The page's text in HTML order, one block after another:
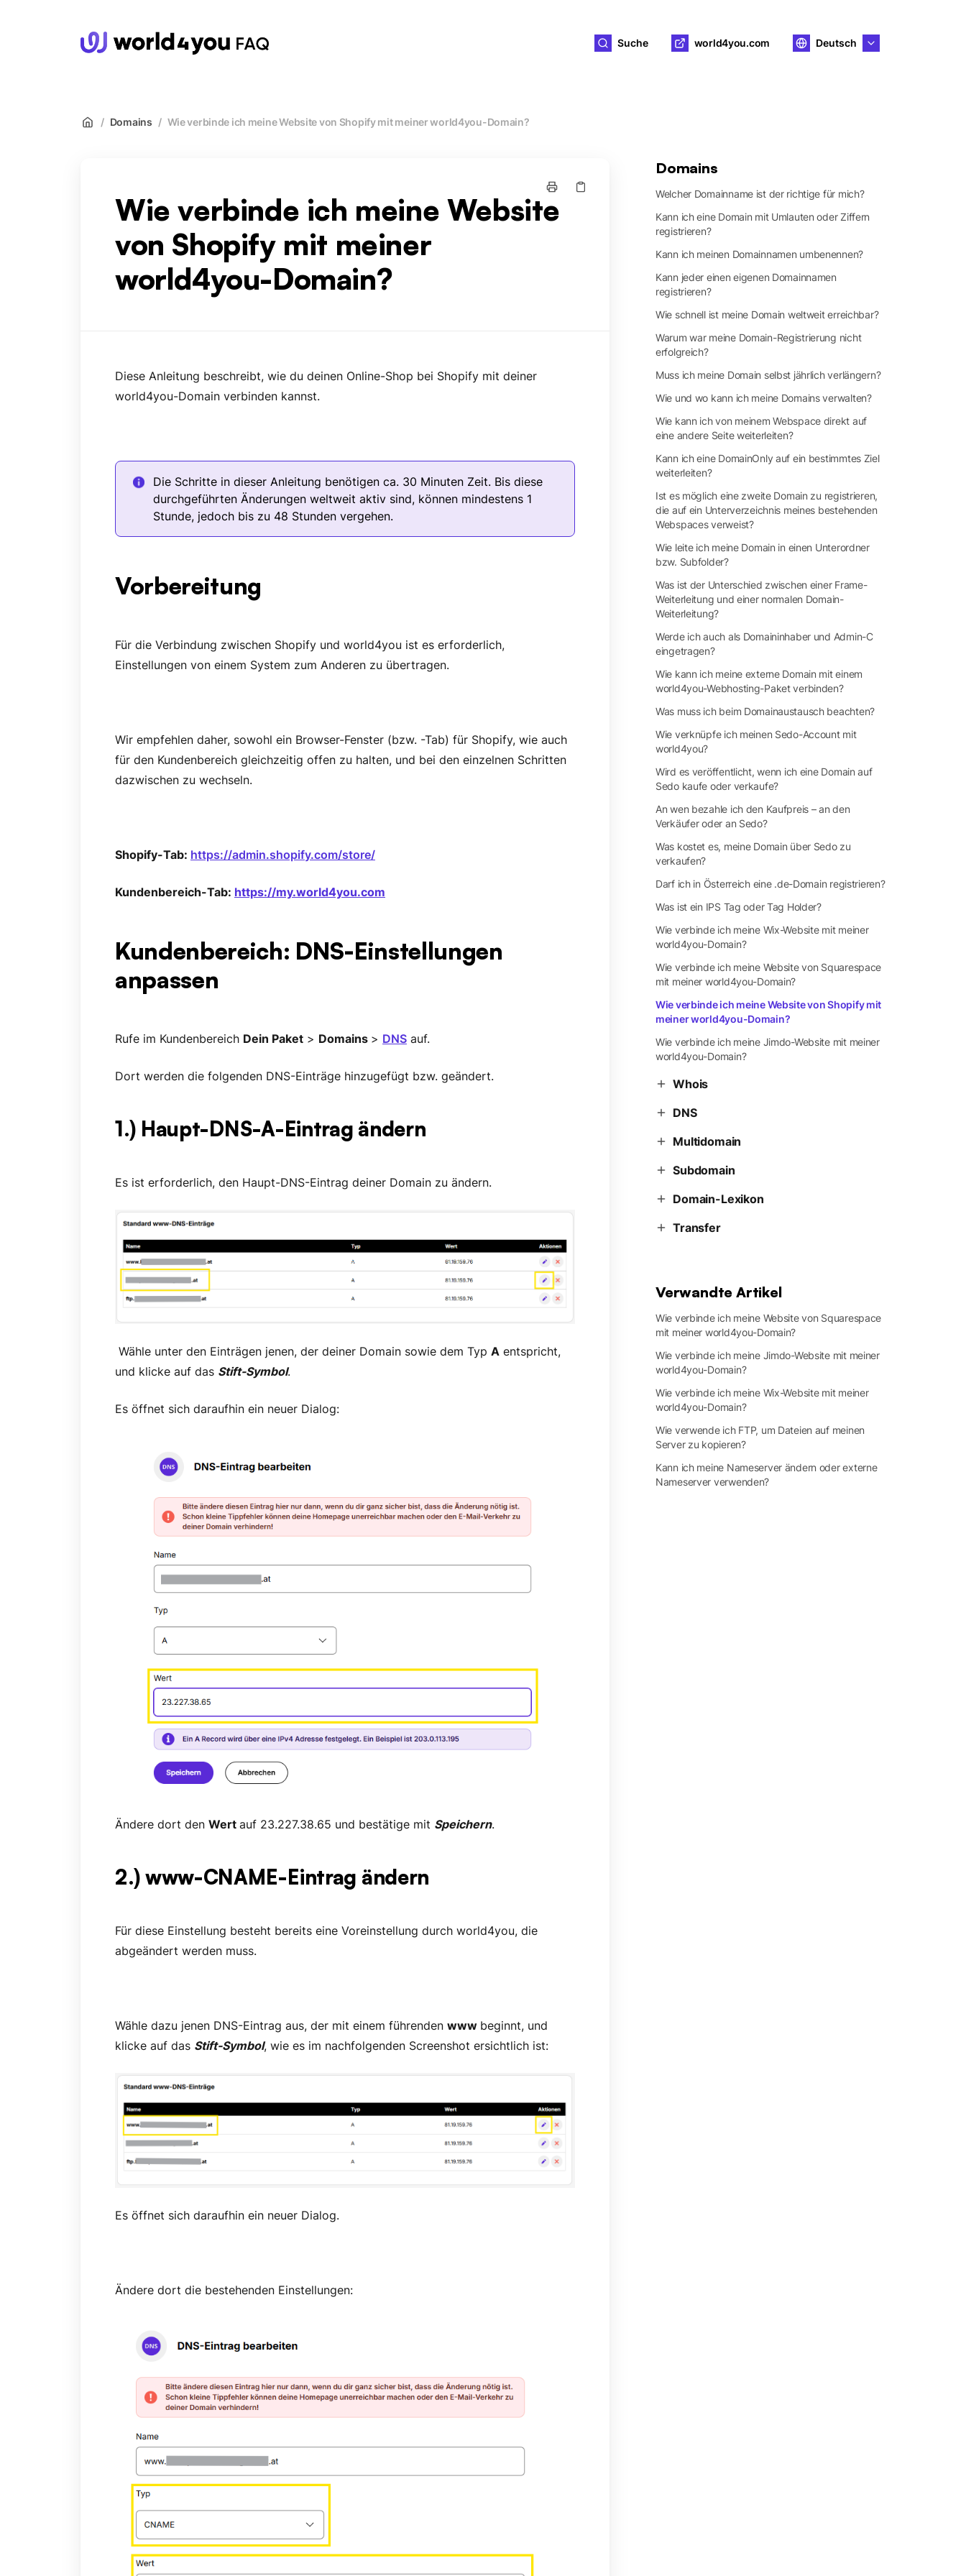
Suche world4you.com Deutsch
/ Domains / Wie verbinde ich meine Website von Shopify mit meiner world4you-Domain?
Wie verbinde ich meine Website
von Shopify mit meiner
world4you-Domain?
Diese Anleitung beschreibt, wie du deinen Online-Shop bei Shopify mit deiner
world4you-Domain verbinden kannst.
Die Schritte in dieser Anleitung benötigen ca. 30 Minuten Zeit. Bis diese
durchgeführten Änderungen weltweit aktiv sind, können mindestens 1
Stunde, jedoch bis zu 48 Stunden vergehen.
Vorbereitung
Für die Verbindung zwischen Shopify und world4you ist es erforderlich,
Einstellungen von einem System zum Anderen zu übertragen.
Wir empfehlen daher, sowohl ein Browser-Fenster (bzw. -Tab) für Shopify, wie auch
für den Kundenbereich gleichzeitig offen zu halten, und bei den einzelnen Schritten
dazwischen zu wechseln.
Shopify-Tab: https://admin.shopify.com/store/
Kundenbereich-Tab: https://my.world4you.com
Kundenbereich: DNS-Einstellungen
anpassen
Rufe im Kundenbereich Dein Paket > Domains > DNS auf.
Dort werden die folgenden DNS-Einträge hinzugefügt bzw. geändert.
1.) Haupt-DNS-A-Eintrag ändern
Es ist erforderlich, den Haupt-DNS-Eintrag deiner Domain zu ändern.
Wähle unter den Einträgen jenen, der deiner Domain sowie dem Typ A entspricht,
und klicke auf das Stift-Symbol.
Es öffnet sich daraufhin ein neuer Dialog:
Ändere dort den Wert auf 23.227.38.65 und bestätige mit Speichern.
2.) www-CNAME-Eintrag ändern
Für diese Einstellung besteht bereits eine Voreinstellung durch world4you, die
abgeändert werden muss.
Wähle dazu jenen DNS-Eintrag aus, der mit einem führenden www beginnt, und
klicke auf das Stift-Symbol, wie es im nachfolgenden Screenshot ersichtlich ist:
Es öffnet sich daraufhin ein neuer Dialog.
Ändere dort die bestehenden Einstellungen:
Domains
Welcher Domainname ist der richtige für mich?
Kann ich eine Domain mit Umlauten oder Ziffern
registrieren?
Kann ich meinen Domainnamen umbenennen?
Kann jeder einen eigenen Domainnamen
registrieren?
Wie schnell ist meine Domain weltweit erreichbar?
Warum war meine Domain-Registrierung nicht
erfolgreich?
Muss ich meine Domain selbst jährlich verlängern?
Wie und wo kann ich meine Domains verwalten?
Wie kann ich von meinem Webspace direkt auf
eine andere Seite weiterleiten?
Kann ich eine DomainOnly auf ein bestimmtes Ziel
weiterleiten?
Ist es möglich eine zweite Domain zu registrieren,
die auf ein Unterverzeichnis meines bestehenden
Webspaces verweist?
Wie leite ich meine Domain in einen Unterordner
bzw. Subfolder?
Was ist der Unterschied zwischen einer Frame-
Weiterleitung und einer normalen Domain-
Weiterleitung?
Werde ich auch als Domaininhaber und Admin-C
eingetragen?
Wie kann ich meine externe Domain mit einem
world4you-Webhosting-Paket verbinden?
Was muss ich beim Domainaustausch beachten?
Wie verknüpfe ich meinen Sedo-Account mit
world4you?
Wird es veröffentlicht, wenn ich eine Domain auf
Sedo kaufe oder verkaufe?
An wen bezahle ich den Kaufpreis – an den
Verkäufer oder an Sedo?
Was kostet es, meine Domain über Sedo zu
verkaufen?
Darf ich in Österreich eine .de-Domain registrieren?
Was ist ein IPS Tag oder Tag Holder?
Wie verbinde ich meine Wix-Website mit meiner
world4you-Domain?
Wie verbinde ich meine Website von Squarespace
mit meiner world4you-Domain?
Wie verbinde ich meine Website von Shopify mit
meiner world4you-Domain?
Wie verbinde ich meine Jimdo-Website mit meiner
world4you-Domain?
Whois
DNS
Multidomain
Subdomain
Domain-Lexikon
Transfer
Verwandte Artikel
Wie verbinde ich meine Website von Squarespace
mit meiner world4you-Domain?
Wie verbinde ich meine Jimdo-Website mit meiner
world4you-Domain?
Wie verbinde ich meine Wix-Website mit meiner
world4you-Domain?
Wie verwende ich FTP, um Dateien auf meinen
Server zu kopieren?
Kann ich meine Nameserver ändern oder externe
Nameserver verwenden?